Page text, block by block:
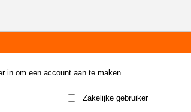
in om een account aan te maken.
Zakelijke gebruiker